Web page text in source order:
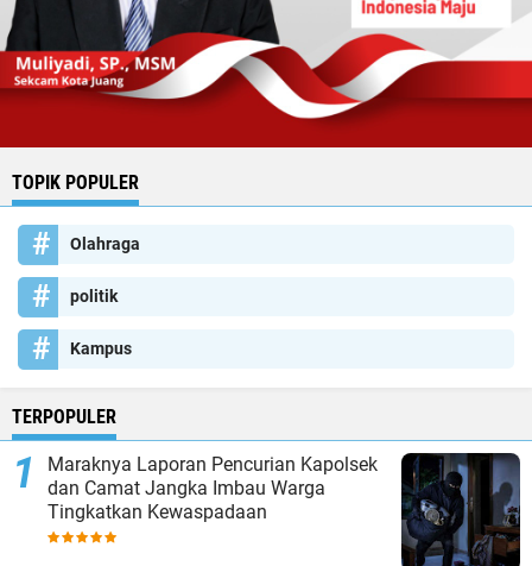
TOPIK POPULER
Olahraga
politik
Kampus
TERPOPULER
Maraknya Laporan Pencurian Kapolsek
dan Camat Jangka Imbau Warga
Tingkatkan Kewaspadaan